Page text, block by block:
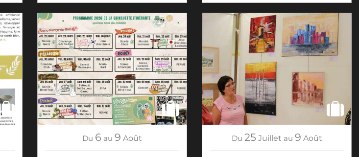
Du 6 au 9 Août Du 25 Juillet au 9 Août